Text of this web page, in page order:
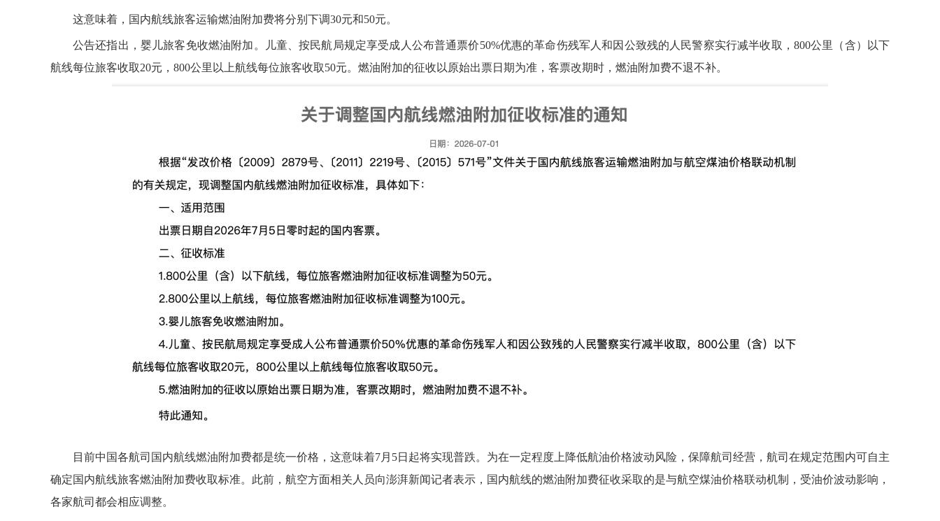
这意味着，国内航线旅客运输燃油附加费将分别下调30元和50元。
公告还指出，婴儿旅客免收燃油附加。儿童、按民航局规定享受成人公布普通票价50%优惠的革命伤残军人和因公致残的人民警察实行减半收取，800公里（含）以下
航线每位旅客收取20元，800公里以上航线每位旅客收取50元。燃油附加的征收以原始出票日期为准，客票改期时，燃油附加费不退不补。
目前中国各航司国内航线燃油附加费都是统一价格，这意味着7月5日起将实现普跌。为在一定程度上降低航油价格波动风险，保障航司经营，航司在规定范围内可自主
确定国内航线旅客燃油附加费收取标准。此前，航空方面相关人员向澎湃新闻记者表示，国内航线的燃油附加费征收采取的是与航空煤油价格联动机制，受油价波动影响，
各家航司都会相应调整。